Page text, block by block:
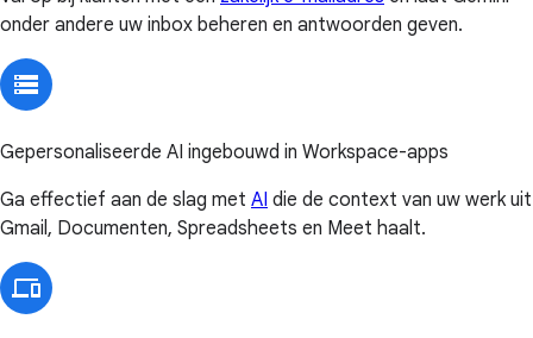
onder andere uw inbox beheren en antwoorden geven.
Gepersonaliseerde AI ingebouwd in Workspace-apps
Ga effectief aan de slag met AI die de context van uw werk uit
Gmail, Documenten, Spreadsheets en Meet haalt.